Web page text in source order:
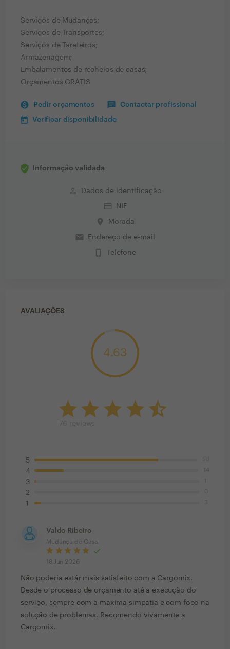
Serviços de Mudanças;
Serviços de Transportes;
Serviços de Tarefeiros;
Armazenagem;
Embalamentos de recheios de casas;
Orçamentos GRÁTIS
Pedir orçamentos Contactar profissional
Verificar disponibilidade
Informação validada
perm_identity Dados de identificação
credit_card NIF
place Morada
email Endereço de e-mail
phone_iphone Telefone
AVALIAÇÕES
4.63
5
4
3
2
1
Valdo Ribeiro
Mudança de Casa
18 Jun 2026
Não poderia estár mais satisfeito com a Cargomix.
Desde o processo de orçamento até a execução do
serviço, sempre com a maxima simpatia e com foco na
solução de problemas. Recomendo vivamente a
Cargomix.